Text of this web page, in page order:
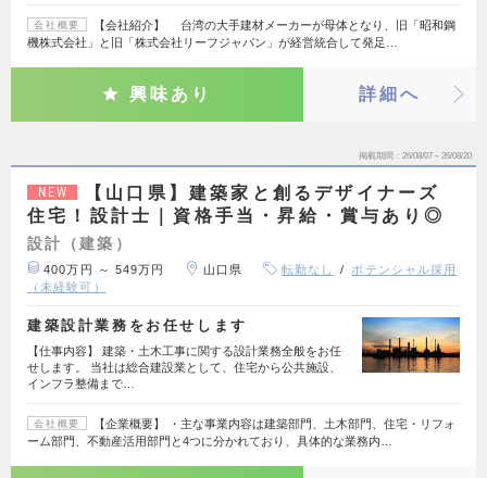
会社概要
【会社紹介】 台湾の大手建材メーカーが母体となり、旧「昭和鋼
機株式会社」と旧「株式会社リーフジャパン」が経営統合して発足…
興味あり 詳細へ
掲載期間 26/08/07～26/08/20
NEW
【山口県】建築家と創るデザイナーズ
住宅！設計士｜資格手当・昇給・賞与あり◎
設計（建築）
400万円 ～ 549万円 山口県 転勤なし
ポテンシャル採用
（未経験可）
建築設計業務をお任せします
【仕事内容】 建築・土木工事に関する設計業務全般をお任
せします。 当社は総合建設業として、住宅から公共施設、
インフラ整備まで…
会社概要
【企業概要】 ・主な事業内容は建築部門、土木部門、住宅・リフォ
ーム部門、不動産活用部門と4つに分かれており、具体的な業務内…